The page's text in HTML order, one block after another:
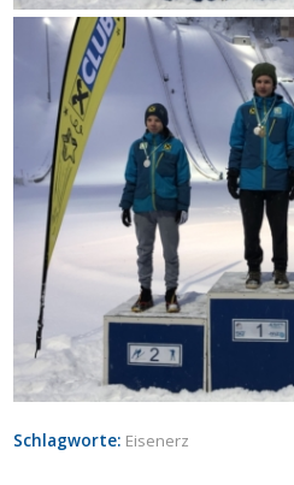
Schlagworte: Eisenerz